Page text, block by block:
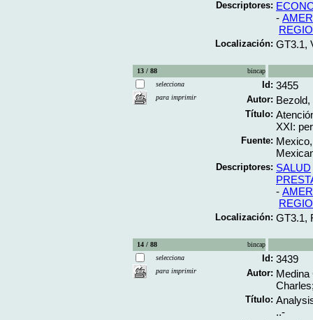
Descriptores:
-
Localización: GT3.1,
13 / 88
bincap
selecciona
para imprimir
Id: 3455
Autor:
Título:
XXI:
Fuente:
Descriptores: SALUD
-
Localización: GT3.1,
14 / 88
bincap
selecciona
para imprimir
Id: 3439
Autor: Medina
Título:
..-